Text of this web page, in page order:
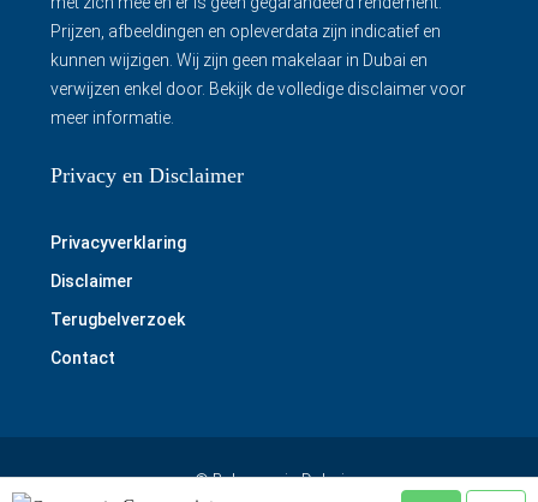
Prijzen, afbeeldingen en opleverdata zijn indicatief en
kunnen wijzigen. Wij zijn geen makelaar in Dubai en
verwijzen enkel door. Bekijk de volledige disclaimervoor
meer informatie.
Privacy en Disclaimer
Privacyverklaring
Disclaimer
Terugbelverzoek
Contact
© Beleggen in Dubai